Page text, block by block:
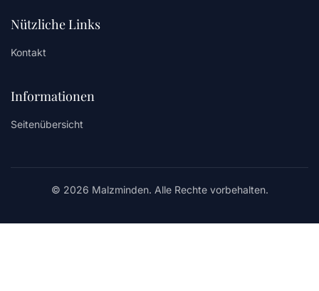
Nützliche Links
Kontakt
Informationen
Seitenübersicht
© 2026 Malzminden. Alle Rechte vorbehalten.